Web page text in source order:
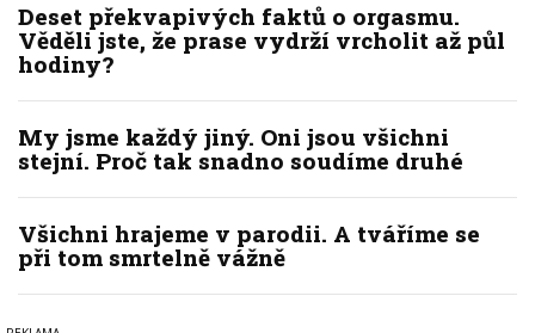
Deset překvapivých faktů o orgasmu.
Věděli jste, že prase vydrží vrcholit až půl
hodiny?
My jsme každý jiný. Oni jsou všichni
stejní. Proč tak snadno soudíme druhé
Všichni hrajeme v parodii. A tváříme se
při tom smrtelně vážně